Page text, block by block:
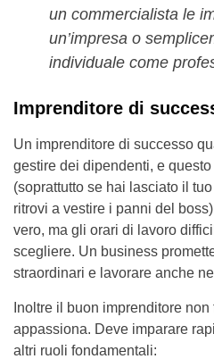
un commercialista le
un’impresa o
individuale come
Imprenditore di
Un imprenditore di successo
gestire dei dipendenti, e
(soprattutto se hai lasciato il
ritrovi a vestire i panni del
vero, ma gli orari di lavoro
scegliere. Un business
straordinari e lavorare anche
Inoltre il buon imprenditore
appassiona. Deve imparare
altri ruoli fondamentali: